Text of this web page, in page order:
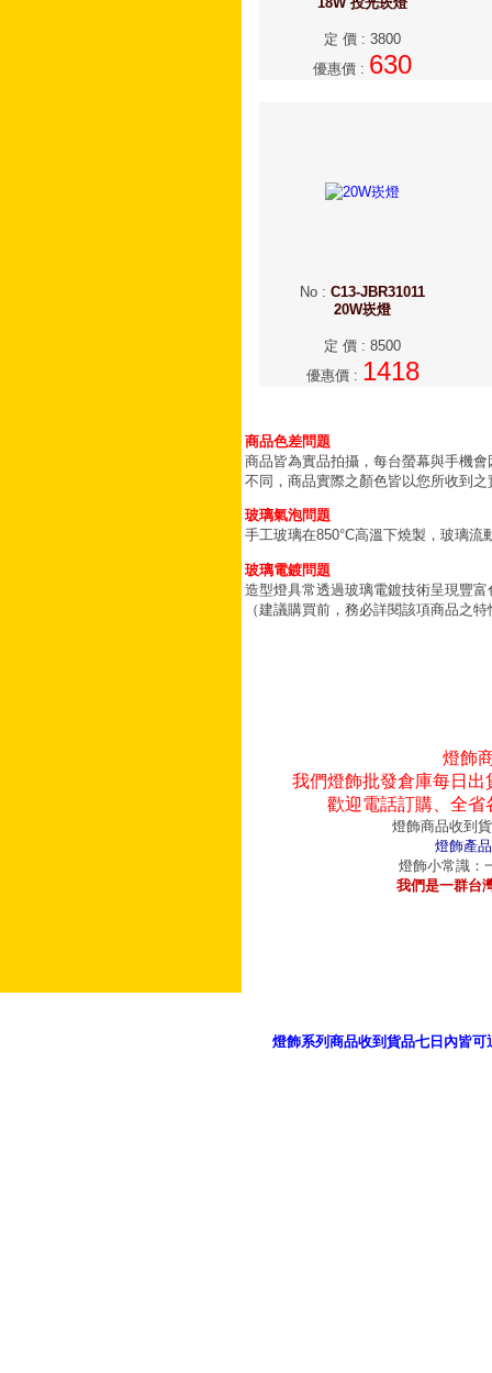
定 價 : 3800
優惠價 : 630
No : C13-JBR31011
20W崁燈
定 價 : 8500
優惠價: 1418
商品色差問題
商品皆為實品拍攝，每台螢幕與手機
不同，商品實際之顏色皆以您所收到之
玻璃氣泡問題
手工玻璃在850°C高溫下燒製，玻璃
玻璃電鍍問題
造型燈具常透過玻璃電鍍技術呈現豐
（建議購買前，務必詳閱該項商品之
燈飾
我們燈飾批發倉庫每日
歡迎電話訂購、全
燈飾商品收到
燈飾產
燈飾小常識：
我們是一群台
燈飾系列商品收到貨品七日內皆